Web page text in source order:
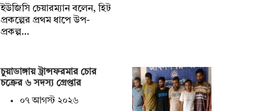
ইউজিসি চেয়ারম্যান বলেন, হিট
প্রকল্পের প্রথম ধাপে উপ-
প্রকল্প…
চুয়াডাঙ্গায় ট্রান্সফরমার চোর
চক্রের ৬ সদস্য গ্রেপ্তার
০৭ আগস্ট ২০২৬